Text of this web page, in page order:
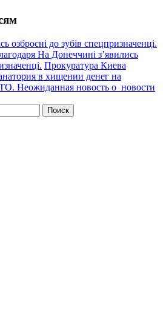
озброєні до зубів спецпризначенці.
На Донеччині з’явились
Прокуратура Киева
в хищении денег на
Неожиданная новость о новости